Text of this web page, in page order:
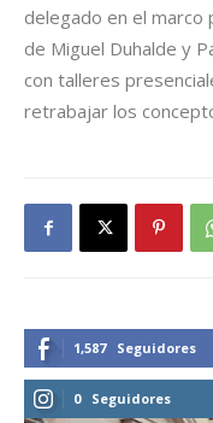
delegado en el marco
de Miguel Duhalde y
con talleres
retrabajar los
1,587 Seguidores
0 Seguidores